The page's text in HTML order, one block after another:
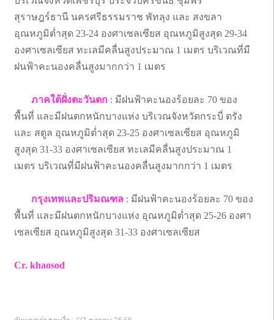
สุราษฎร์ธานี นครศรีธรรมราช พัทลุง และ สงขลา
อุณหภูมิต่ำสุด 23-24 องศาเซลเซียส อุณหภูมิสูงสุด 29-34
องศาเซลเซียส ทะเลมีคลื่นสูงประมาณ 1 เมตร บริเวณที่มี
ฝนฟ้าคะนองคลื่นสูงมากกว่า 1 เมตร
ภาคใต้ฝั่งตะวันตก : มีฝนฟ้าคะนองร้อยละ 70 ของ
พื้นที่ และมีฝนตกหนักบางแห่ง บริเวณจังหวัดกระบี่ ตรัง
และ สตูล อุณหภูมิต่ำสุด 23-25 องศาเซลเซียส อุณหภูมิ
สูงสุด 31-33 องศาเซลเซียส ทะเลมีคลื่นสูงประมาณ 1
เมตร บริเวณที่มีฝนฟ้าคะนองคลื่นสูงมากกว่า 1 เมตร
กรุงเทพและปริมณฑล : มีฝนฟ้าคะนองร้อยละ 70 ของ
พื้นที่ และมีฝนตกหนักบางแห่ง อุณหภูมิต่ำสุด 25-26 องศา
เซลเซียส อุณหภูมิสูงสุด 31-33 องศาเซลเซียส
Cr. khaosod